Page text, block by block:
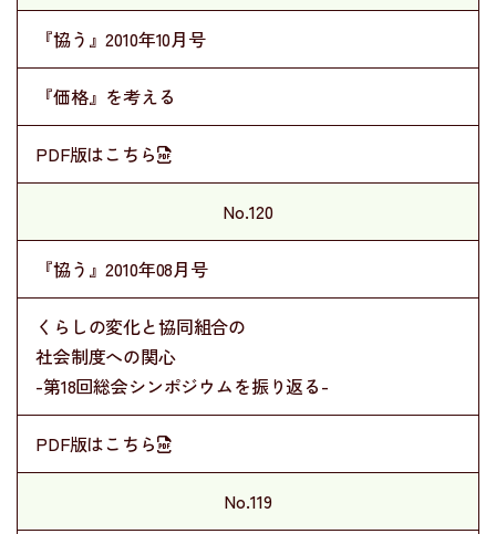
『協う』2010年10月号
『価格』を考える
PDF版はこちら
No.120
『協う』2010年08月号
くらしの変化と協同組合の
社会制度への関心
-第18回総会シンポジウムを振り返る-
PDF版はこちら
No.119